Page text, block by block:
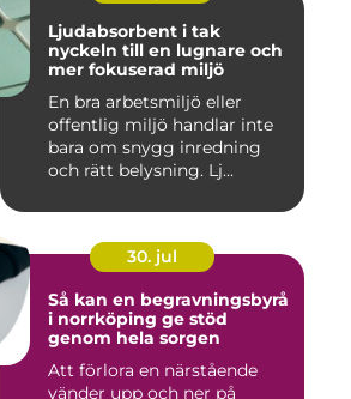
Ljudabsorbent i tak
nyckeln till en lugnare och
mer fokuserad miljö
En bra arbetsmiljö eller
offentlig miljö handlar inte
bara om snygg inredning
och rätt belysning. Lj...
30. jul
Så kan en begravningsbyrå
i norrköping ge stöd
genom hela sorgen
Att förlora en närstående
vänder upp och ner på